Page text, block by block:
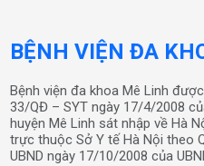
BỆNH VIỆN ĐA
Bệnh viện đa khoa Mê Linh
33/QĐ – SYT ngày 17/4/2008
huyện Mê Linh sát nhập về Hà
trực thuộc Sở Y tế Hà Nội theo
UBND ngày 17/10/2008 của